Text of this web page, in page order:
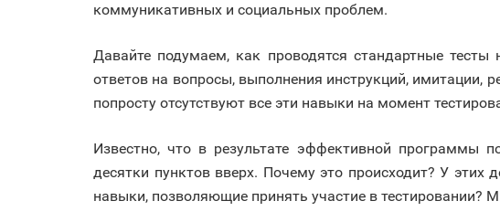
коммуникативных и социальных проблем.
Давайте подумаем, как проводятся стандартные
ответов на вопросы, выполнения инструкций, имитации,
попросту отсутствуют все эти навыки на момент
Известно, что в результате эффективной программы
десятки пунктов вверх. Почему это происходит? У
навыки, позволяющие принять участие в тестировании?